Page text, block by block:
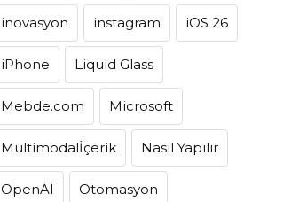
inovasyon instagram iOS 26
iPhone Liquid Glass
Mebde.com Microsoft
Multimodalİçerik Nasıl Yapılır
OpenAI Otomasyon